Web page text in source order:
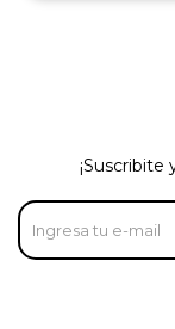
¡Suscribite